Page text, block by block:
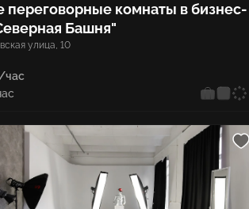
переговорные комнаты в бизнес-
Башня"
улица, 10
/час